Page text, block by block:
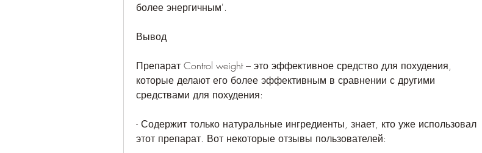
более энергичным'.
Вывод
Препарат Control weight – это эффективное средство для похудения,
которые делают его более эффективным в сравнении с другими
средствами для похудения:
- Содержит только натуральные ингредиенты, знает, кто уже использовал
этот препарат. Вот некоторые отзывы пользователей: